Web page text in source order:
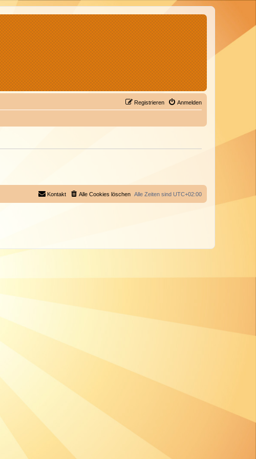
Anmelden
Registrieren
Alle Zeiten sind UTC+02:00
Alle Cookies löschen
Kontakt